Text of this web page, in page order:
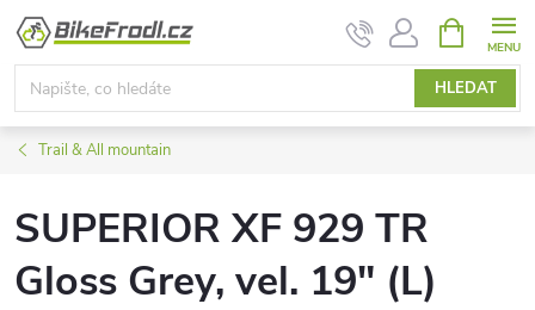
Přejít
obsah
HLEDAT
NÁKUPNÍ
KOŠÍK
Trail & All mountain
SUPERIOR XF 929 TR
Gloss Grey, vel. 19" (L)